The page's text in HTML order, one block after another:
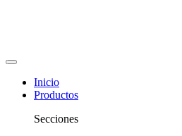
Inicio
Productos
Secciones